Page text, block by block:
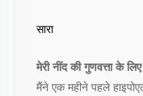
सारा
मेरी नींद की गुणवत्ता के
मैंने एक महीने पहले